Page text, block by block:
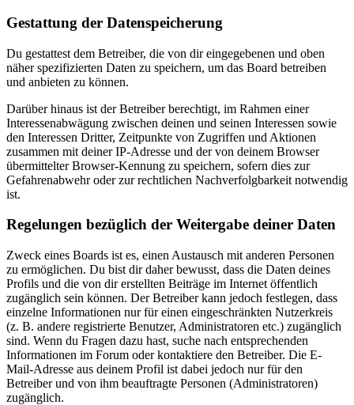
Gestattung der Datenspeicherung
Du gestattest dem Betreiber, die von dir eingegebenen und oben
näher spezifizierten Daten zu speichern, um das Board betreiben
und anbieten zu können.
Darüber hinaus ist der Betreiber berechtigt, im Rahmen einer
Interessenabwägung zwischen deinen und seinen Interessen sowie
den Interessen Dritter, Zeitpunkte von Zugriffen und Aktionen
zusammen mit deiner IP-Adresse und der von deinem Browser
übermittelter Browser-Kennung zu speichern, sofern dies zur
Gefahrenabwehr oder zur rechtlichen Nachverfolgbarkeit notwendig
ist.
Regelungen bezüglich der Weitergabe deiner Daten
Zweck eines Boards ist es, einen Austausch mit anderen Personen
zu ermöglichen. Du bist dir daher bewusst, dass die Daten deines
Profils und die von dir erstellten Beiträge im Internet öffentlich
zugänglich sein können. Der Betreiber kann jedoch festlegen, dass
einzelne Informationen nur für einen eingeschränkten Nutzerkreis
(z. B. andere registrierte Benutzer, Administratoren etc.) zugänglich
sind. Wenn du Fragen dazu hast, suche nach entsprechenden
Informationen im Forum oder kontaktiere den Betreiber. Die E-
Mail-Adresse aus deinem Profil ist dabei jedoch nur für den
Betreiber und von ihm beauftragte Personen (Administratoren)
zugänglich.